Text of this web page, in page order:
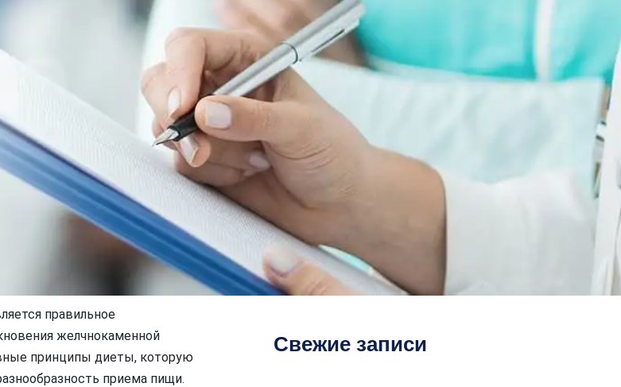
правильное
желчнокаменной
принципы диеты, которую
приема пищи.
Свежие записи